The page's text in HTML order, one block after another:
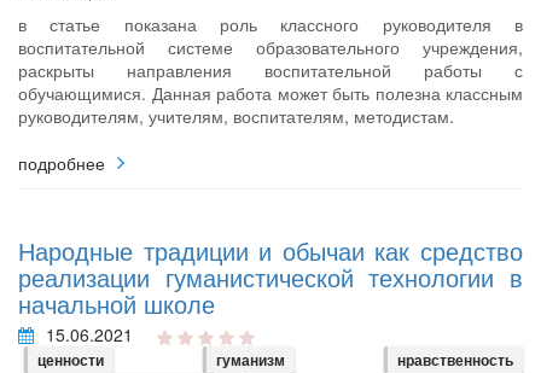
в статье показана роль классного руководителя в
воспитательной системе образовательного учреждения,
раскрыты направления воспитательной работы с
обучающимися. Данная работа может быть полезна классным
руководителям, учителям, воспитателям, методистам.
подробнее
Народные традиции и обычаи как средство
реализации гуманистической технологии в
начальной школе
15.06.2021
ценности гуманизм
нравственность